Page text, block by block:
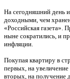
На сегодняшний день
доходными, чем
«Российская газета».
ныне сократились, и
инфляции.
Покупая квартиру в
первых, на
вторых, на получение